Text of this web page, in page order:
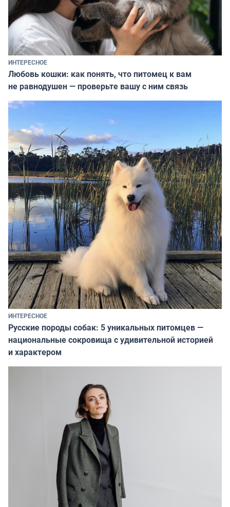
ИНТЕРЕСНОЕ
Любовь кошки: как понять, что питомец к вам
не равнодушен — проверьте вашу с ним связь
ИНТЕРЕСНОЕ
Русские породы собак: 5 уникальных питомцев —
национальные сокровища с удивительной историей
и характером